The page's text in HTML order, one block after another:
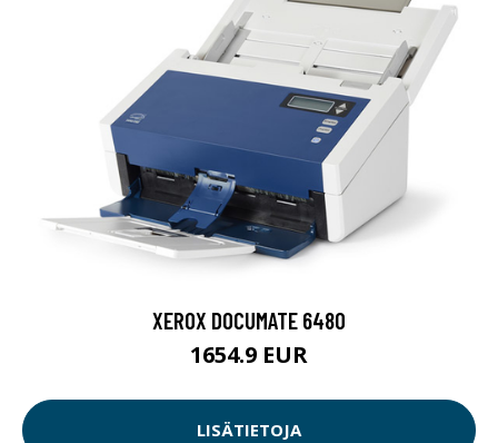
XEROX DOCUMATE 6480
1654.9 EUR
LISÄTIETOJA